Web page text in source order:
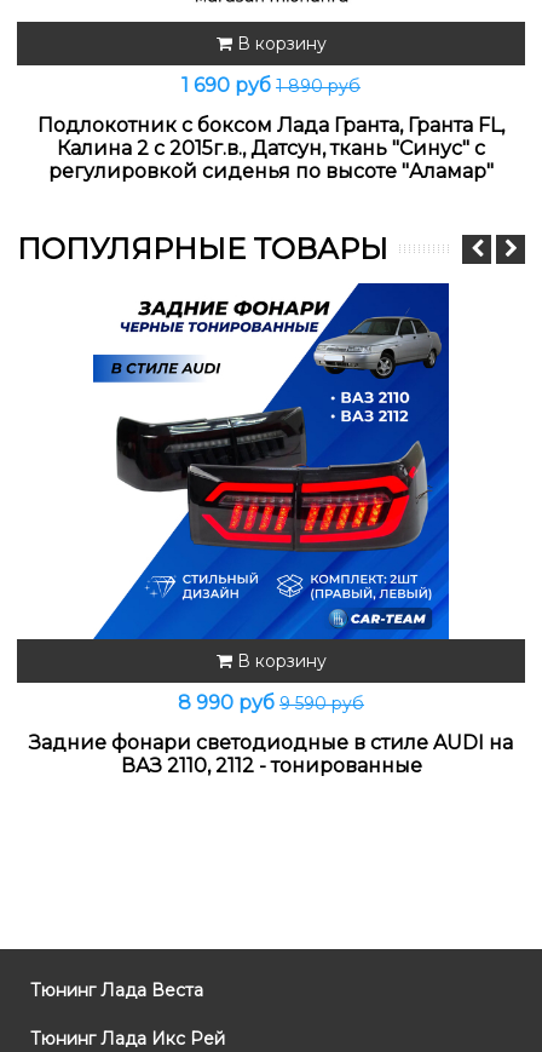
В корзину
1 690 руб 1 890 руб
Подлокотник с боксом Лада Гранта, Гранта FL,
Калина 2 с 2015г.в., Датсун, ткань "Синус" с
регулировкой сиденья по высоте "Аламар"
ПОПУЛЯРНЫЕ ТОВАРЫ
В корзину
8 990 руб 9 590 руб
Задние фонари светодиодные в стиле AUDI на
ВАЗ 2110, 2112 - тонированные
Тюнинг Лада Веста
Тюнинг Лада Икс Рей